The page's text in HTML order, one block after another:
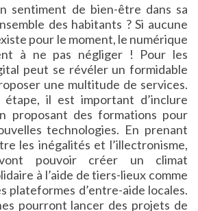
sentiment de bien-être dans sa
des habitants ? Si aucune
pour le moment, le numérique
à ne pas négliger ! Pour les
peut se révéler un formidable
une multitude de services.
il est important d’inclure
proposant des formations pour
technologies. En prenant
les inégalités et l’illectronisme,
pouvoir créer un climat
à l’aide de tiers-lieux comme
plateformes d’entre-aide locales.
pourront lancer des projets de